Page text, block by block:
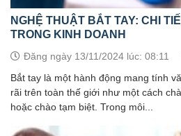
NGHỆ THUẬT BẮT TAY: CHI
TRONG KINH DOANH
Đăng ngày 13/11/2024 lúc: 08:11
Bắt tay là một hành động mang tính
rãi trên toàn thế giới như một cách
hoặc chào tạm biệt. Trong môi...